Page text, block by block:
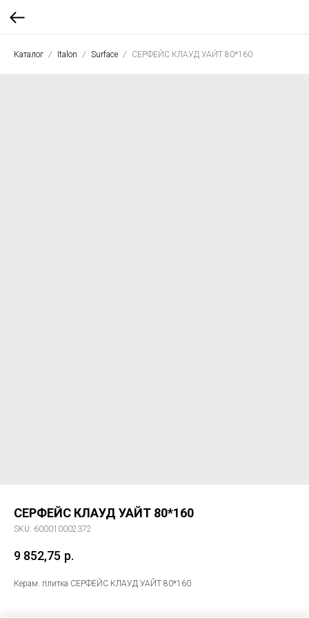
Каталог Italon Surface СЕРФЕЙС КЛАУД УАЙТ 80*160
СЕРФЕЙС КЛАУД УАЙТ 80*160
SKU: 600010002372
9 852,75 р.
Керам. плитка СЕРФЕЙС КЛАУД УАЙТ 80*160